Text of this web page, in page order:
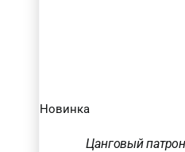
Новинка
Цанговый